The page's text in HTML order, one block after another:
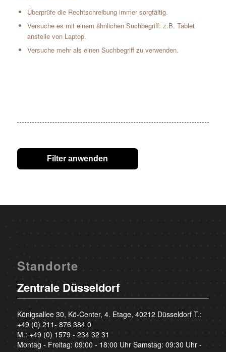
Überprüfe die Rechtschreibung immer sorgfältig.
Versuche es mit einem ähnlichen Suchbegriff: z.B. Tablet
anstelle von Laptop.
Versuche mehr als einen Suchbegriff zu verwenden.
Filter anwenden
Standorte
Zentrale Düsseldorf
Königsallee 30, Kö-Center, 4. Etage, 40212 Düsseldorf T.:
+49 (0) 211- 876 384 0
M.: +49 (0) 1579 - 234 32 31
Montag - Freitag: 09:00 - 18:00 Uhr Samstag: 09:30 Uhr -